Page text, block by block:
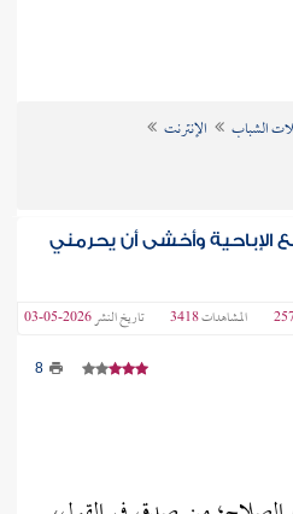
الشباب
الإنترنت
الإباحية وأخشى أن يحرمني
المشاهدات3418 تاريخ النشر2026-05-03
8